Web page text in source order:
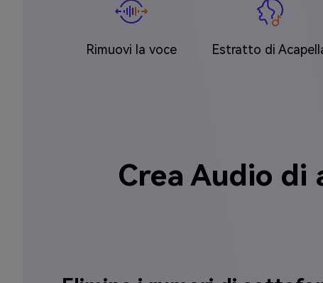
Rimuovi la voce Estratto di
Crea Audio di